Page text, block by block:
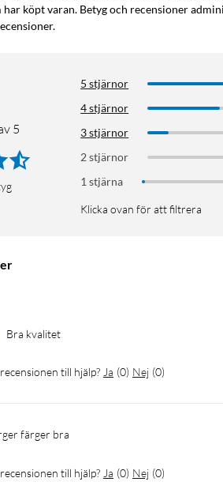
köpt varan. Betyg och recensioner
5
5 stjärnor
4 stjärnor
3 stjärnor
2 stjärnor
1 stjärna
Klicka ovan för att filtrera
Bra kvalitet
till hjälp? Ja (0) Nej (0)
färger bra
till hjälp? Ja (0) Nej (0)